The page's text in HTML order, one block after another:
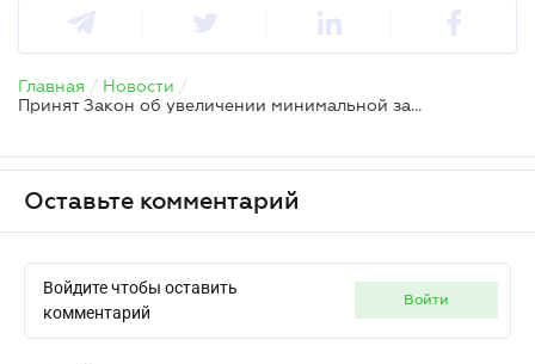
Главная / Новости /
Принят Закон об увеличении минимальной зарплаты
Оставьте комментарий
Войдите чтобы оставить
комментарий
войти